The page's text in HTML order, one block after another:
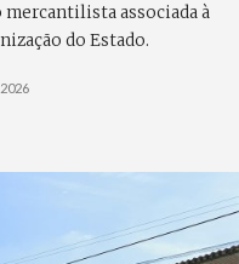
mercantilista associada à
do Estado.